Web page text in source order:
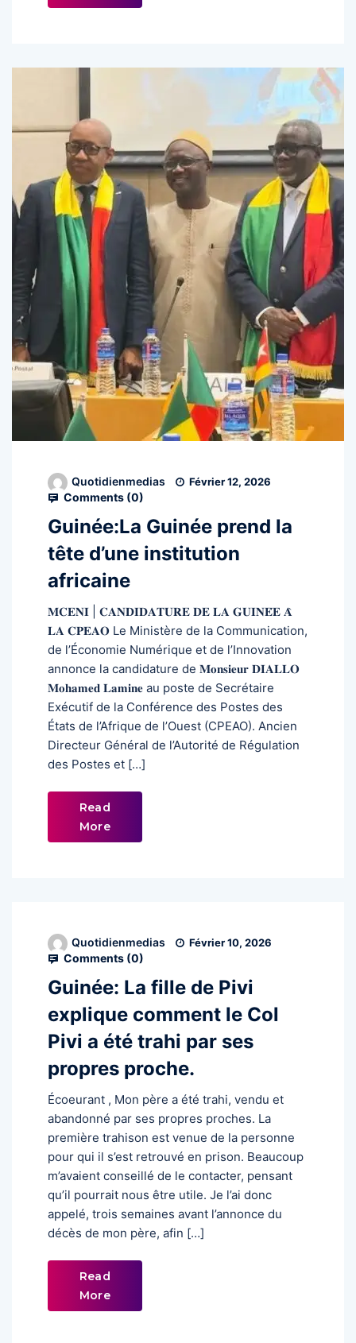
Quotidienmedias Février 12, 2026
Comments (0)
Guinée:La Guinée prend la
tête d’une institution
africaine
𝐌𝐂𝐄𝐍𝐈 | 𝐂𝐀𝐍𝐃𝐈𝐃𝐀𝐓𝐔𝐑𝐄 𝐃𝐄 𝐋𝐀 𝐆𝐔𝐈𝐍𝐄́𝐄 𝐀̀
𝐋𝐀 𝐂𝐏𝐄𝐀𝐎 Le Ministère de la Communication,
de l’Économie Numérique et de l’Innovation
annonce la candidature de 𝐌𝐨𝐧𝐬𝐢𝐞𝐮𝐫 𝐃𝐈𝐀𝐋𝐋𝐎
𝐌𝐨𝐡𝐚𝐦𝐞𝐝 𝐋𝐚𝐦𝐢𝐧𝐞 au poste de Secrétaire
Exécutif de la Conférence des Postes des
États de l’Afrique de l’Ouest (CPEAO). Ancien
Directeur Général de l’Autorité de Régulation
des Postes et […]
Read
More
Quotidienmedias Février 10, 2026
Comments (0)
Guinée: La fille de Pivi
explique comment le Col
Pivi a été trahi par ses
propres proche.
Écoeurant , Mon père a été trahi, vendu et
abandonné par ses propres proches. La
première trahison est venue de la personne
pour qui il s’est retrouvé en prison. Beaucoup
m’avaient conseillé de le contacter, pensant
qu’il pourrait nous être utile. Je l’ai donc
appelé, trois semaines avant l’annonce du
décès de mon père, afin […]
Read
More